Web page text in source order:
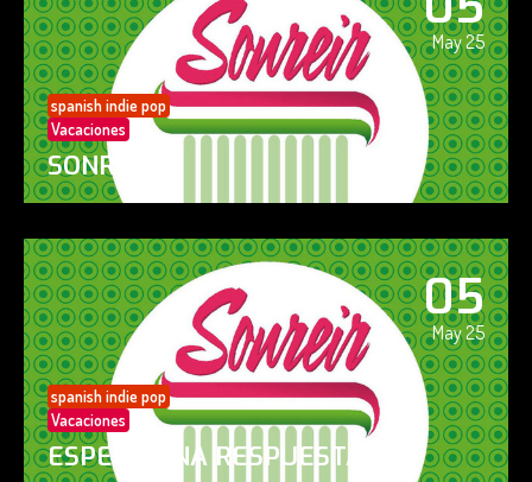
May 25
spanish indie pop
Vacaciones
SONREÍR
05
May 25
spanish indie pop
Vacaciones
ESPERO UNA RESPUESTA